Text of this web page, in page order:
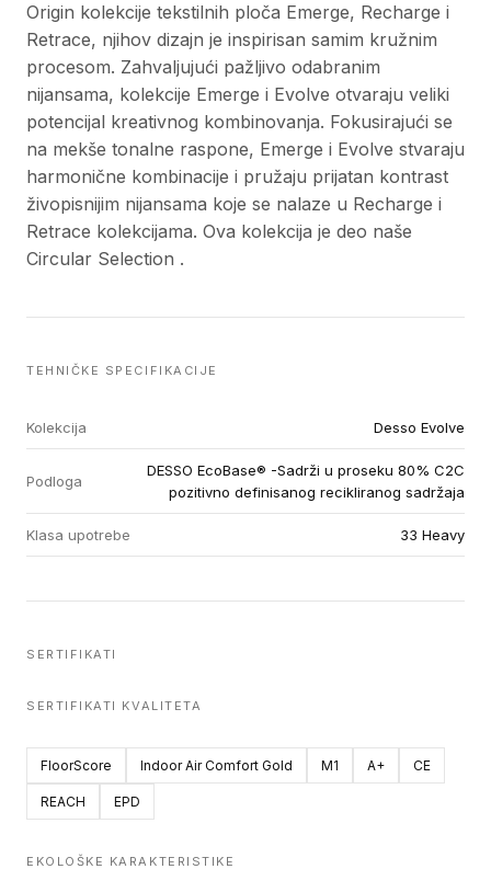
Origin kolekcije tekstilnih ploča Emerge, Recharge i
Retrace, njihov dizajn je inspirisan samim kružnim
procesom. Zahvaljujući pažljivo odabranim
nijansama, kolekcije Emerge i Evolve otvaraju veliki
potencijal kreativnog kombinovanja. Fokusirajući se
na mekše tonalne raspone, Emerge i Evolve stvaraju
harmonične kombinacije i pružaju prijatan kontrast
živopisnijim nijansama koje se nalaze u Recharge i
Retrace kolekcijama. Ova kolekcija je deo naše
Circular Selection .
TEHNIČKE SPECIFIKACIJE
Kolekcija Desso Evolve
Podloga
DESSO EcoBase® -Sadrži u proseku 80% C2C
pozitivno definisanog recikliranog sadržaja
Klasa upotrebe 33 Heavy
SERTIFIKATI
SERTIFIKATI KVALITETA
FloorScore Indoor Air Comfort Gold M1 A+ CE
REACH EPD
EKOLOŠKE KARAKTERISTIKE